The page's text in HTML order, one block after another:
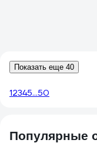
Показать еще 40
12345...50
Популярные